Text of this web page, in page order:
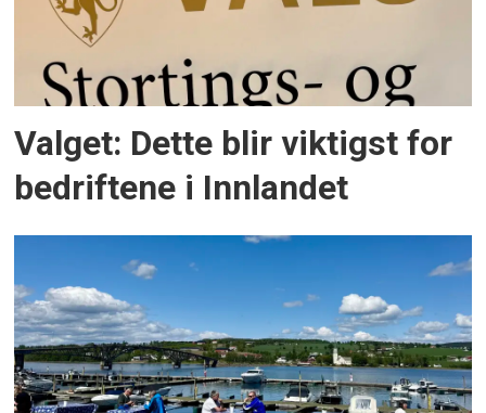
Valget: Dette blir viktigst for
bedriftene i Innlandet